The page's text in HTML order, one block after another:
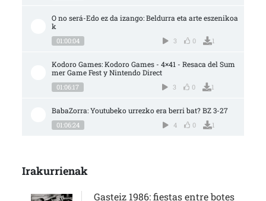
O no será-Edo ez da izango: Beldurra eta arte eszenikoa
k
01:00:04 3 0 1
Kodoro Games: Kodoro Games - 4×41 - Resaca del Sum
mer Game Fest y Nintendo Direct
01:06:17 3 0 1
BabaZorra: Youtubeko urrezko era berri bat? BZ 3-27
01:06:24 4 0 1
Irakurrienak
Gasteiz 1986: fiestas entre botes